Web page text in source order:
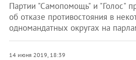
Партии "Самопомощь" и "Голос"
об отказе противостояния в
одномандатных округах на
14 июня 2019, 18:39